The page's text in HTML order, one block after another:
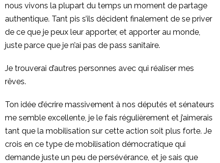
nous vivons la plupart du temps un moment de partage
authentique. Tant pis s’ils décident finalement de se priver
de ce que je peux leur apporter, et apporter au monde,
juste parce que je n’ai pas de pass sanitaire.
Je trouverai d’autres personnes avec qui réaliser mes
rêves.
Ton idée d’écrire massivement à nos députés et sénateurs
me semble excellente, je le fais régulièrement et j’aimerais
tant que la mobilisation sur cette action soit plus forte. Je
crois en ce type de mobilisation démocratique qui
demande juste un peu de persévérance, et je sais que